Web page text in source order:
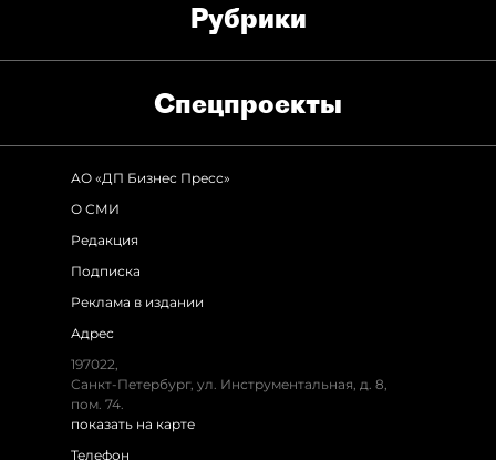
Рубрики
Спец­проекты
АО «ДП Бизнес Пресс»
О СМИ
Редакция
Подписка
Реклама в издании
Адрес
197022,
Санкт-Петербург, ул. Инструментальная, д. 8,
пом. 74.
показать на карте
Телефон